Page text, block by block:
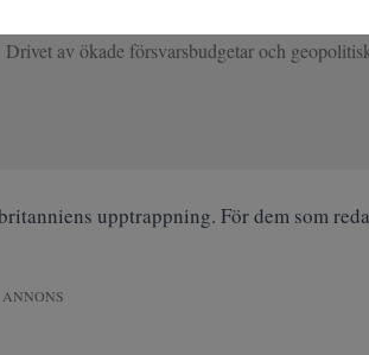
Drivet av ökade försvarsbudgetar och
upptrappning. För dem som
ANNONS